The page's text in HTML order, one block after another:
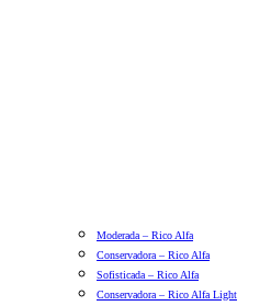
Moderada – Rico Alfa
Conservadora – Rico Alfa
Sofisticada – Rico Alfa
Conservadora – Rico Alfa Light